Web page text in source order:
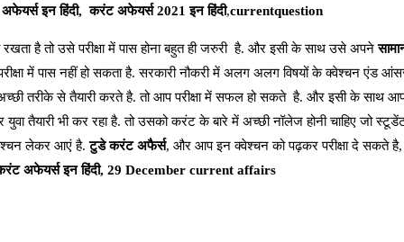
इन हिंदी, करंट अफेयर्स 2021 इन हिंदी,currentquestion
रखता है तो उसे परीक्षा में पास होना बहुत ही जरुरी है. और इसी के साथ उसे अपने
में पास नहीं हो सकता है. सरकारी नौकरी में अलग अलग विषयों के क्वेश्चन एंड
तरीके से तैयारी करते है. तो आप परीक्षा में सफल हो सकते है. और इसी के साथ
तैयारी भी कर रहा है. तो उसको करंट के बारे में अच्छी नॉलेज होनी चाहिए जो
लेकर आएं है.टुडे करंट अफैर्स, और आप इन क्वेश्चन को पढ़कर परीक्षा दे सकते
अफेयर्स इन हिंदी, 29 December current affairs